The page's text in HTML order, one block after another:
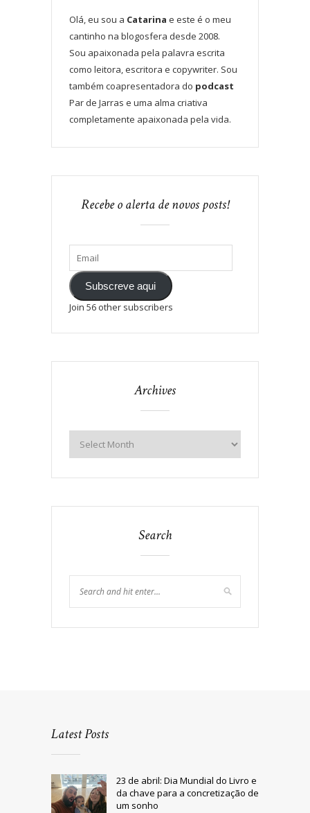
Olá, eu sou a Catarina e este é o meu
cantinho na blogosfera desde 2008.
Sou apaixonada pela palavra escrita
como leitora, escritora e copywriter. Sou
também coapresentadora do podcast
Par de Jarras e uma alma criativa
completamente apaixonada pela vida.
Recebe o alerta de novos posts!
Subscreve aqui
Join 56 other subscribers
Archives
Search
Latest Posts
23 de abril: Dia Mundial do Livro e
da chave para a concretização de
um sonho